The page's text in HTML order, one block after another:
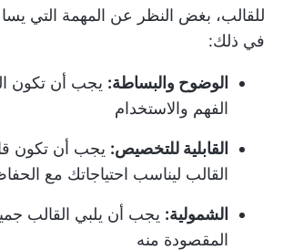
للقالب، بغض النظر عن المهمة التي
في ذلك:
الوضوح والبساطة: يجب أن تكون
الفهم والاستخدام
القابلية للتخصيص: يجب أن تكون
القالب ليناسب احتياجاتك مع
الشمولية: يجب أن يلبي القالب
المقصودة منه